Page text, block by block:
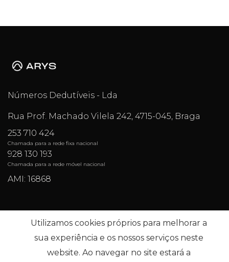
Números Dedutíveis - Lda
Rua Prof. Machado Vilela 242, 4715-045, Braga
253 710 424
Chamada para a rede fixa nacional
928 130 193
Chamada para a rede móvel nacional
AMI: 16868
Pesquisas mais Frequentes
Subscrever
Utilizamos cookies próprios para melhorar a
sua experiência e os nossos serviços neste
website. Ao navegar no site estará a